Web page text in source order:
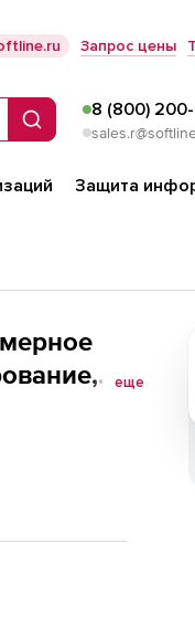
Запрос цены
Поиск
8 (800)
Защита
еще